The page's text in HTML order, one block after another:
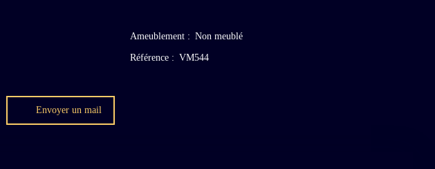
Ameublement: Non meublé
Référence: VM544
Envoyer un mail